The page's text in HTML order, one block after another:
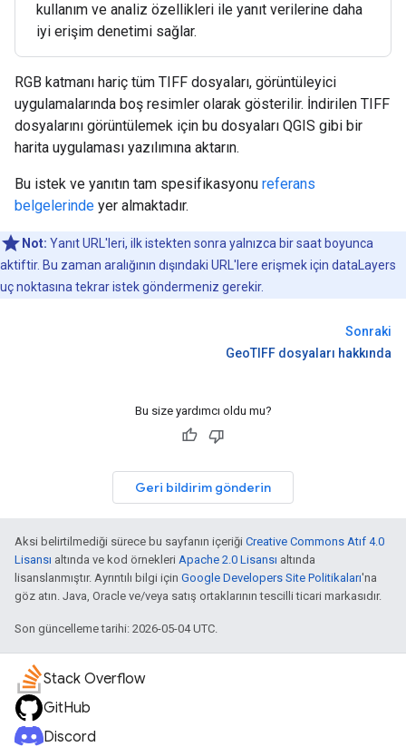
kullanım ve analiz özellikleri ile yanıt verilerine daha
iyi erişim denetimi sağlar.
RGB katmanı hariç tüm TIFF dosyaları, görüntüleyici
uygulamalarında boş resimler olarak gösterilir. İndirilen TIFF
dosyalarını görüntülemek için bu dosyaları QGIS gibi bir
harita uygulaması yazılımına aktarın.
Bu istek ve yanıtın tam spesifikasyonu referans
belgelerinde yer almaktadır.
Not: Yanıt URL'leri, ilk istekten sonra yalnızca bir saat boyunca
aktiftir. Bu zaman aralığının dışındaki URL'lere erişmek için dataLayers
uç noktasına tekrar istek göndermeniz gerekir.
Sonraki
GeoTIFF dosyaları hakkında
Bu size yardımcı oldu mu?
Geri bildirim gönderin
Aksi belirtilmediği sürece bu sayfanın içeriği Creative Commons Atıf 4.0
Lisansı altında ve kod örnekleri Apache 2.0 Lisansı altında
lisanslanmıştır. Ayrıntılı bilgi için Google Developers Site Politikaları'na
göz atın. Java, Oracle ve/veya satış ortaklarının tescilli ticari markasıdır.
Son güncelleme tarihi: 2026-05-04 UTC.
Stack Overflow
GitHub
Discord